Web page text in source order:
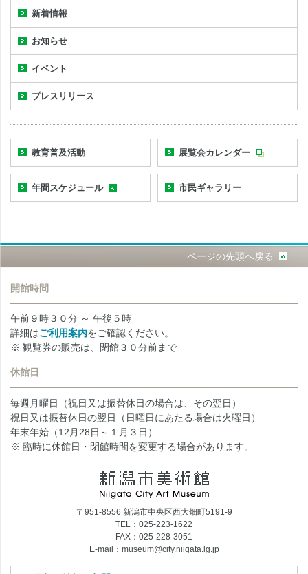
新着情報
お知らせ
イベント
プレスリリース
教育普及活動 展覧会カレンダー
年間スケジュール 市民ギャラリー
ページの先頭へ戻る
開館時間
午前９時３０分 ～ 午後５時
詳細はご利用案内をご確認ください。
※ 観覧券の販売は、閉館３０分前まで
休館日
毎週月曜日（祝日又は振替休日の場合は、その翌日）
祝日又は振替休日の翌日（日曜日にあたる場合は火曜日）
年末年始（12月28日～１月３日）
※ 臨時に休館日・閉館時間を変更する場合があります。
〒951-8556 新潟市中央区西大畑町5191-9
TEL：025-223-1622
FAX：025-228-3051
E-mail：museum@city.niigata.lg.jp